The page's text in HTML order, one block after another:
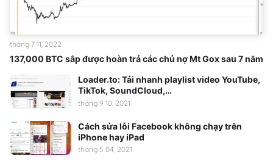
137,000 BTC sắp được hoàn trả các chủ nợ Mt Gox sau 7 năm
tháng 7 11, 2022
Loader.to: Tải nhanh playlist video YouTube,
TikTok, SoundCloud,…
tháng 9 10, 2021
Cách sửa lỗi Facebook không chạy trên
iPhone hay iPad
tháng 5 04, 2021